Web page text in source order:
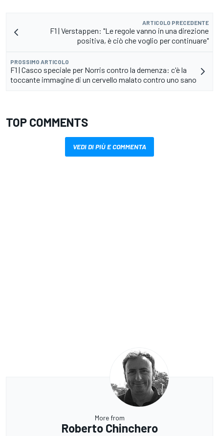
ARTICOLO PRECEDENTE
F1 | Verstappen: "Le regole vanno in una direzione
positiva, è ciò che voglio per continuare"
PROSSIMO ARTICOLO
F1 | Casco speciale per Norris contro la demenza: c'è la
toccante immagine di un cervello malato contro uno sano
TOP COMMENTS
VEDI DI PIÙ E COMMENTA
More from
Roberto Chinchero